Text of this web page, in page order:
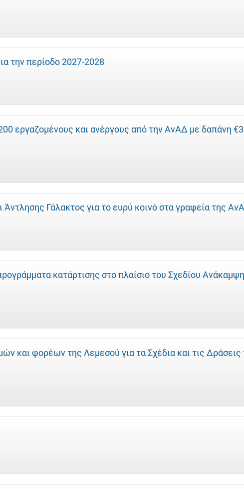
την περίοδο 2027-2028
εργαζομένους και ανέργους από την ΑνΑΔ με δαπάνη
Γάλακτος για το ευρύ κοινό στα γραφεία της
κατάρτισης στο πλαίσιο του Σχεδίου
και φορέων της Λεμεσού για τα Σχέδια και τις Δράσεις